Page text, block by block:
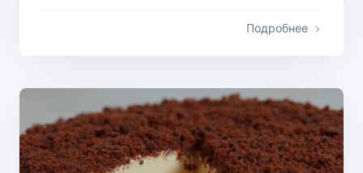
Подробнее